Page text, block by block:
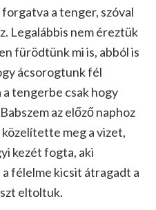
a tenger, szóval
Legalábbis nem éreztük
fürödtünk mi is, abból is
ácsorogtunk fél
tengerbe csak hogy
az előző naphoz
meg a vizet,
kezét fogta, aki
félelme kicsit átragadt a
eltoltuk.